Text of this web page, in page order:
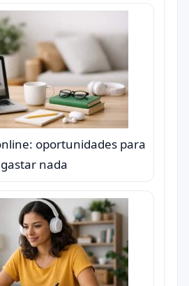
oportunidades para
nada